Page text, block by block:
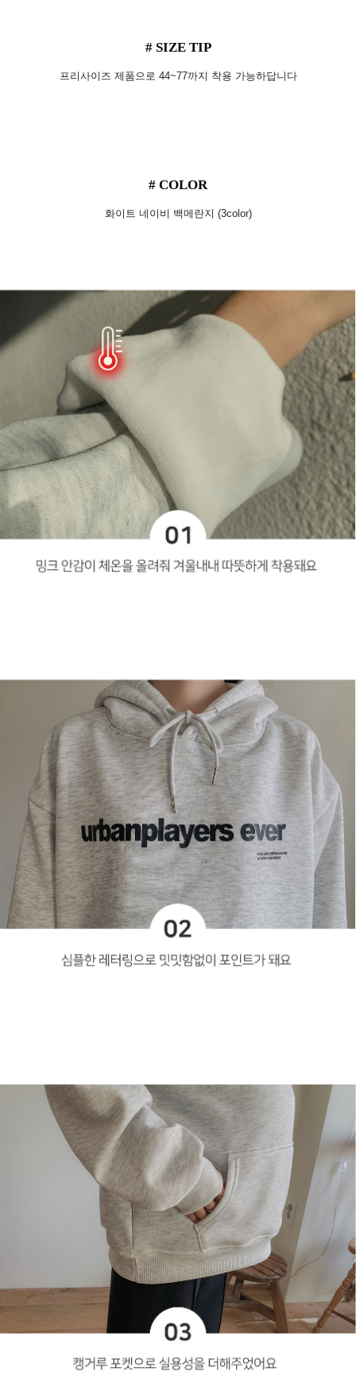
# SIZE TIP
프리사이즈 제품으로 44~77까지 착용 가능하답니다
# COLOR
화이트 네이비 백메란지 (3color)